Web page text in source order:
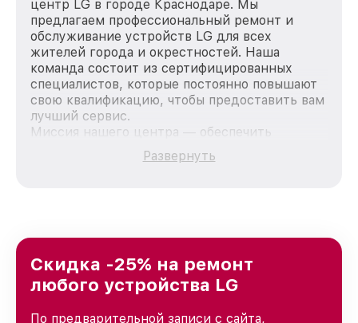
центр LG в городе Краснодаре. Мы
предлагаем профессиональный ремонт и
обслуживание устройств LG для всех
жителей города и окрестностей. Наша
команда состоит из сертифицированных
специалистов, которые постоянно повышают
свою квалификацию, чтобы предоставить вам
лучший сервис.
Миссия нашего центра — обеспечить
качественный и доступный ремонт для
каждого пользователя продукции LG, вне
Краснодаре, постоянно повышая уровень
доверия и лояльности наших клиентов.
Развернуть
Скидка -25% на ремонт
любого устройства LG
По предварительной записи с сайта,